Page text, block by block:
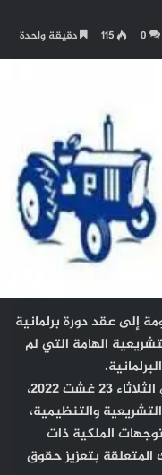
0
115 دقيقة واحدة
إلى عقد دورة برلمانية
الهامة التي لم
وقال الحزب، في اجتماع مكتبه السياسي الثلاثاء 23 غشت 2022،
والتنظيمية،
الملكية ذات
المتعلقة بتعزيز حقوق